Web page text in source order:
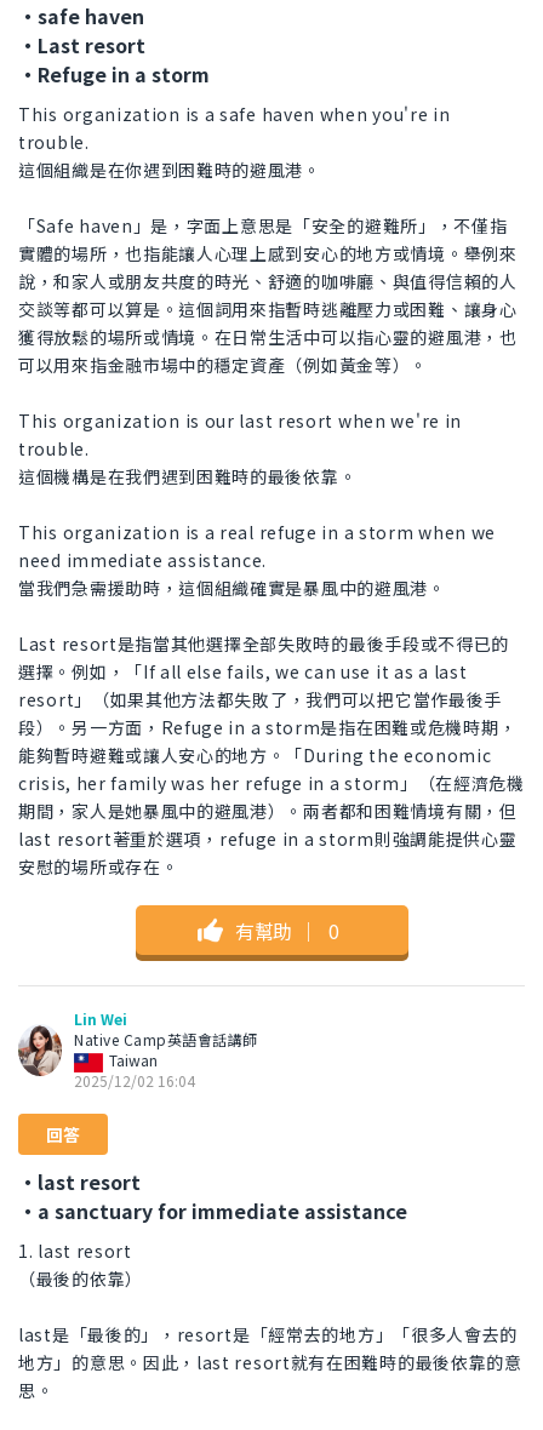
・safe haven
・Last resort
・Refuge in a storm
This organization is a safe haven when you're in
trouble.
這個組織是在你遇到困難時的避風港。
「Safe haven」是，字面上意思是「安全的避難所」，不僅指
實體的場所，也指能讓人心理上感到安心的地方或情境。舉例來
說，和家人或朋友共度的時光、舒適的咖啡廳、與值得信賴的人
交談等都可以算是。這個詞用來指暫時逃離壓力或困難、讓身心
獲得放鬆的場所或情境。在日常生活中可以指心靈的避風港，也
可以用來指金融市場中的穩定資產（例如黃金等）。
This organization is our last resort when we're in
trouble.
這個機構是在我們遇到困難時的最後依靠。
This organization is a real refuge in a storm when we
need immediate assistance.
當我們急需援助時，這個組織確實是暴風中的避風港。
Last resort是指當其他選擇全部失敗時的最後手段或不得已的
選擇。例如，「If all else fails, we can use it as a last
resort」（如果其他方法都失敗了，我們可以把它當作最後手
段）。另一方面，Refuge in a storm是指在困難或危機時期，
能夠暫時避難或讓人安心的地方。「During the economic
crisis, her family was her refuge in a storm」（在經濟危機
期間，家人是她暴風中的避風港）。兩者都和困難情境有關，但
last resort著重於選項，refuge in a storm則強調能提供心靈
安慰的場所或存在。
有幫助 ｜ 0
Lin Wei
Native Camp英語會話講師
Taiwan
2025/12/02 16:04
回答
・last resort
・a sanctuary for immediate assistance
1. last resort
（最後的依靠）
last是「最後的」，resort是「經常去的地方」「很多人會去的
地方」的意思。因此，last resort就有在困難時的最後依靠的意
思。